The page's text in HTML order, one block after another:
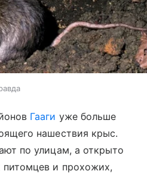
Гааги уже больше
нашествия крыс.
по улицам, а открыто
и прохожих,